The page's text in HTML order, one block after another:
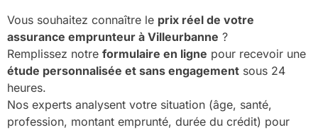
Vous souhaitez connaître le prix réel de votre
assurance emprunteur à Villeurbanne ?
Remplissez notre formulaire en ligne pour recevoir une
étude personnalisée et sans engagement sous 24
heures.
Nos experts analysent votre situation (âge, santé,
profession, montant emprunté, durée du crédit) pour